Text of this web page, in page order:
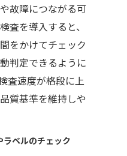
故障につながる可
査を導入すると、
をかけてチェック
判定できるように
査速度が格段に上
質基準を維持しや
ベルのチェック